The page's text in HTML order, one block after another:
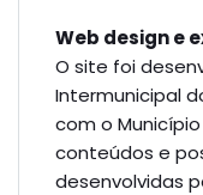
Web design e
O site foi
Intermunicipal
com o
conteúdos e
desenvolvidas